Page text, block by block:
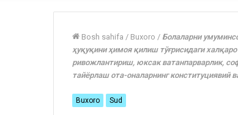
Bosh sahifa / Buxoro / Болаларни
ҳуқуқини ҳимоя қилиш тўғрисидаги
ривожлантириш, юксак ватанпарварлик,
тайёрлаш ота-оналарнинг конституциявий
Buxoro Sud